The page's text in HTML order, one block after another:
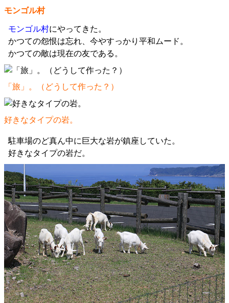
モンゴル村
モンゴル村にやってきた。
かつての怨恨は忘れ、今やすっかり平和ムード。
かつての敵は現在の友である。
「旅」。（どうして作った？）
好きなタイプの岩。
駐車場のど真ん中に巨大な岩が鎮座していた。
好きなタイプの岩だ。